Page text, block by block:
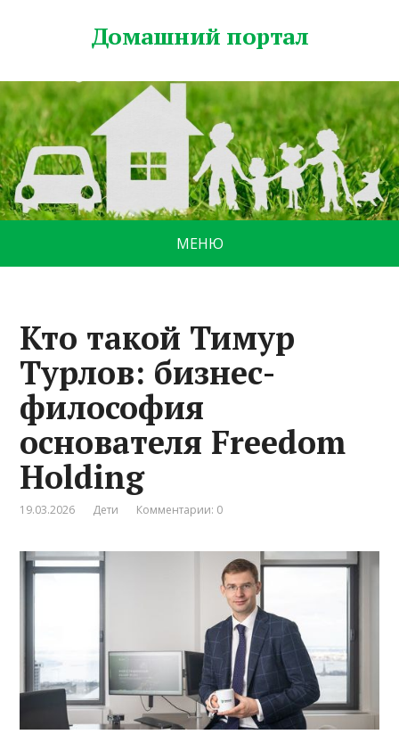
Домашний портал
МЕНЮ
Кто такой Тимур
Турлов: бизнес-
философия
основателя Freedom
Holding
19.03.2026 Дети Комментарии: 0